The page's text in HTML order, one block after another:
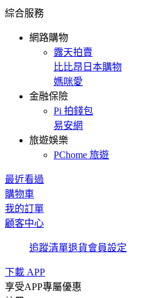
綜合服務
網路購物
露天拍賣
比比昂日本購物
媽咪愛
金融保險
Pi 拍錢包
易安網
旅遊娛樂
PChome 旅遊
最近看過
購物車
我的訂單
顧客中心
追蹤清單退貨會員設定
下載 APP
享受APP專屬優惠